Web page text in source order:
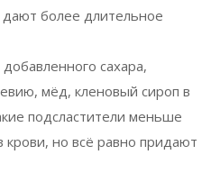
более длительное
сахара,
мёд, кленовый сироп в
подсластители меньше
крови, но всё равно придают